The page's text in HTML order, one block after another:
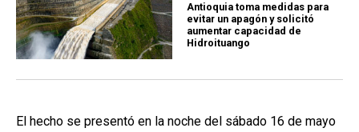
Antioquia toma medidas para
evitar un apagón y solicitó
aumentar capacidad de
Hidroituango
El hecho se presentó en la noche del sábado 16 de mayo